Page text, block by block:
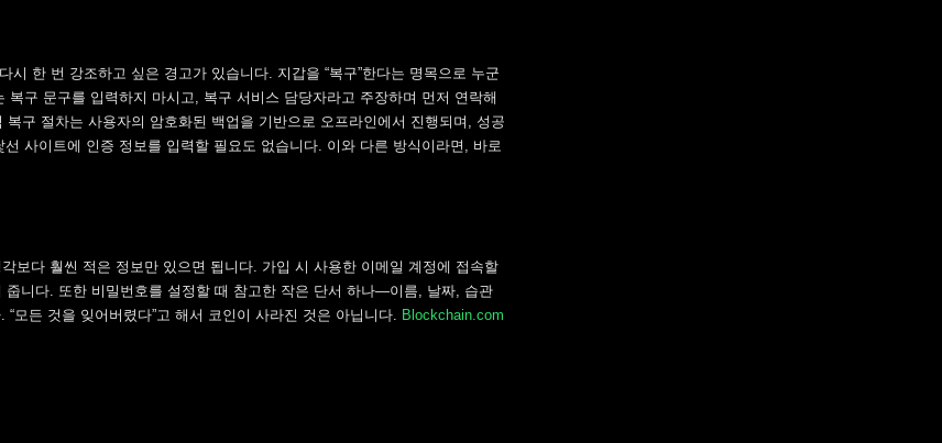
한 번 강조하고 싶은 경고가 있습니다. 지갑을 “복구”한다는 명목으로 누군
구 문구를 입력하지 마시고, 복구 서비스 담당자라고 주장하며 먼저 연락해
구 절차는 사용자의 암호화된 백업을 기반으로 오프라인에서 진행되며, 성공
사이트에 인증 정보를 입력할 필요도 없습니다. 이와 다른 방식이라면, 바로
보다 훨씬 적은 정보만 있으면 됩니다. 가입 시 사용한 이메일 계정에 접속할
줍니다. 또한 비밀번호를 설정할 때 참고한 작은 단서 하나—이름, 날짜, 습관
든 것을 잊어버렸다”고 해서 코인이 사라진 것은 아닙니다. Blockchain.com